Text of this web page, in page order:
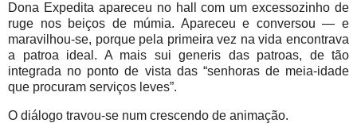
Dona Expedita apareceu no hall com um excessozinho de
ruge nos beiços de múmia. Apareceu e conversou — e
maravilhou-se, porque pela primeira vez na vida encontrava
a patroa ideal. A mais sui generis das patroas, de tão
integrada no ponto de vista das “senhoras de meia-idade
que procuram serviços leves”.
O diálogo travou-se num crescendo de animação.